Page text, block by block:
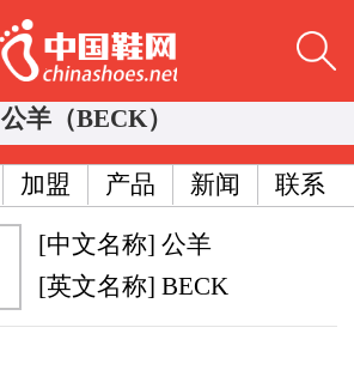
公羊（BECK）
加盟 产品 新闻 联系
[中文名称] 公羊
[英文名称] BECK